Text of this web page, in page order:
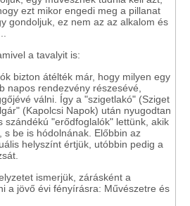
ezt mikor engedi meg a pillanat
gondoljuk, ez nem az az alkalom és
a tavalyit is:
bizton átélték már, hogy milyen egy
napos rendezvény részesévé,
válni. Így a "szigetlakó" (Sziget
(Kapolcsi Napok) után nyugodtan
szándékú "erődfoglalók" lettünk, akik
s be is hódolnának. Előbbin az
helyszínt értjük, utóbbin pedig a
ismerjük, zárásként a
a jövő évi fényírásra: Művészetre és